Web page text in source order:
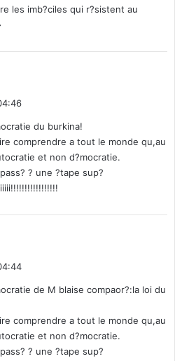
les imb?ciles qui r?sistent au
du burkina!
comprendre a tout le monde qu,au
et non d?mocratie.
? une ?tape sup?
de M blaise compaor?:la loi du
comprendre a tout le monde qu,au
et non d?mocratie.
? une ?tape sup?